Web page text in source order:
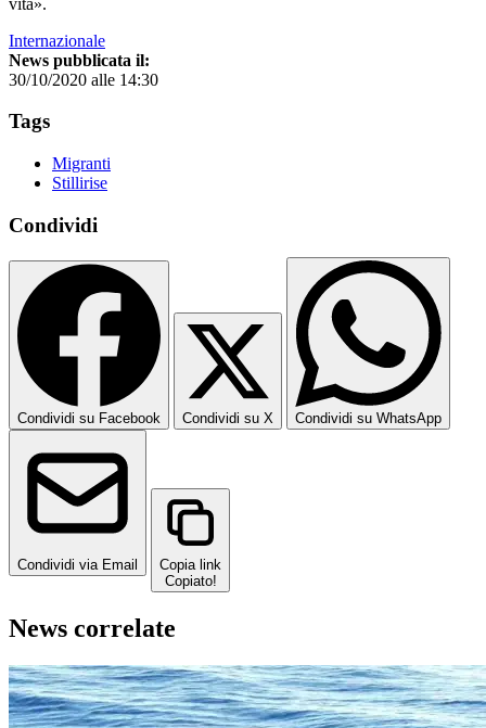
Internazionale
News pubblicata il:
30/10/2020 alle 14:30
Tags
Migranti
Stillirise
Condividi
Condividi su Facebook Condividi su X Condividi su WhatsApp
Condividi via Email
Copia link
Copiato!
News correlate